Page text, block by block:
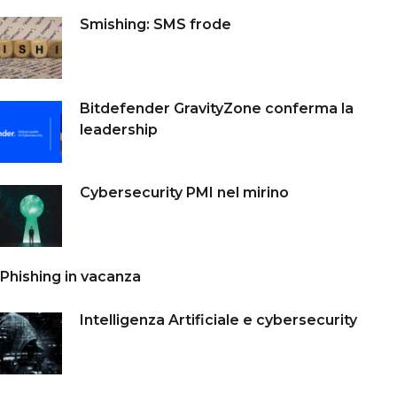
Smishing: SMS frode
Bitdefender GravityZone conferma la
leadership
Cybersecurity PMI nel mirino
Phishing in vacanza
Intelligenza Artificiale e cybersecurity